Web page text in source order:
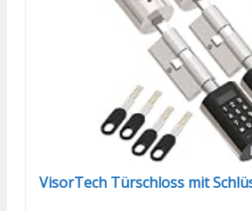
VisorTech Türschloss mit